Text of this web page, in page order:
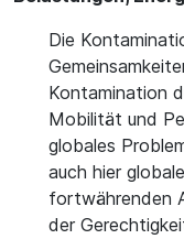
Die
Kontamination
Mobilität und
globales
auch hier
fortwährenden
der